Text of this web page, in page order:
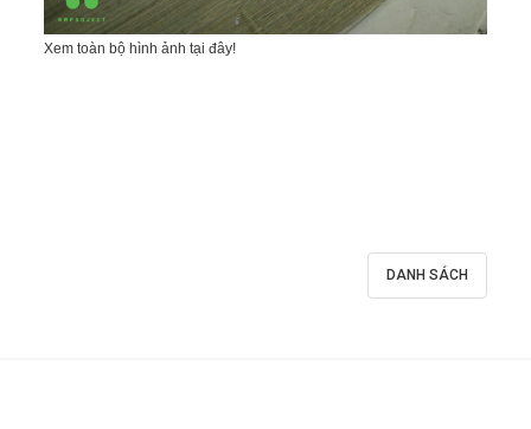
Xem toàn bộ hình ảnh tại đây!
DANH SÁCH